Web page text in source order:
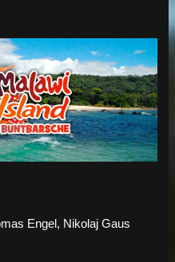
Engel, Nikolaj Gaus